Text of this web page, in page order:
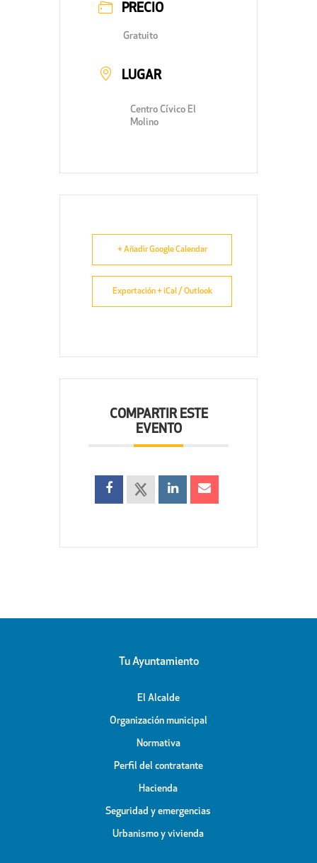
PRECIO
Gratuito
LUGAR
Centro Cívico El
Molino
+ Añadir Google Calendar
Exportación + iCal / Outlook
COMPARTIR ESTE
EVENTO
Tu Ayuntamiento
El Alcalde
Organización municipal
Normativa
Perfil del contratante
Hacienda
Seguridad y emergencias
Urbanismo y vivienda